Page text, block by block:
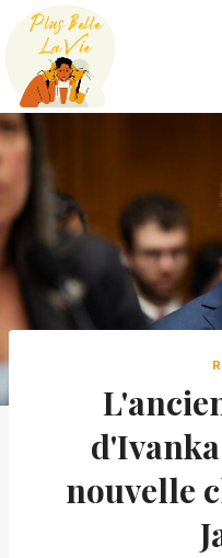
Skip
content
nouvelle